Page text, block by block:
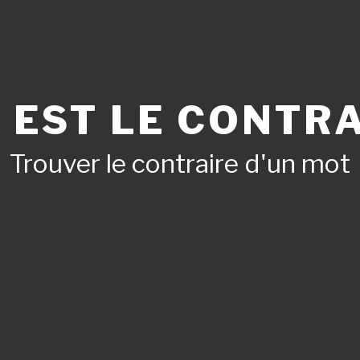
EST LE
Trouver le contraire d'un mot